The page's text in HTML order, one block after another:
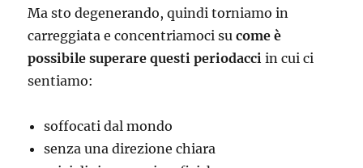
Ma sto degenerando, quindi torniamo in
carreggiata e concentriamoci sucome è
possibile superare questi periodacci in cui ci
sentiamo:
soffocati dal mondo
senza una direzione chiara